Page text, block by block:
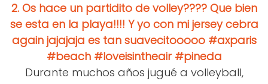
2. Os hace un partidito de volley???? Que bien
se esta en la playa!!!! Y yo con mi jersey cebra
again jajajaja es tan suavecitooooo #axparis
#beach #loveisintheair #pineda
Durante muchos años jugué a volleyball,